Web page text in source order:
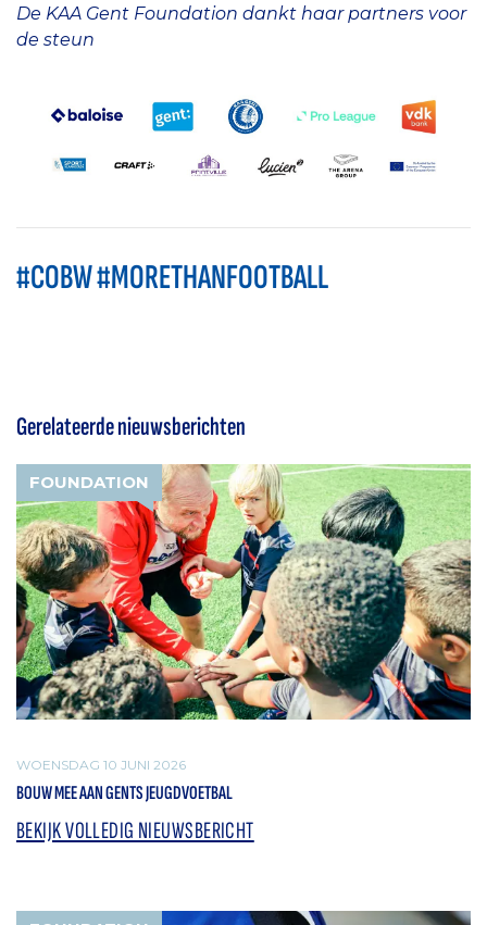
De KAA Gent Foundation dankt haar partners voor
de steun
#COBW #MORETHANFOOTBALL
Gerelateerde nieuwsberichten
FOUNDATION
WOENSDAG 10 JUNI 2026
BOUW MEE AAN GENTS JEUGDVOETBAL
BEKIJK VOLLEDIG NIEUWSBERICHT